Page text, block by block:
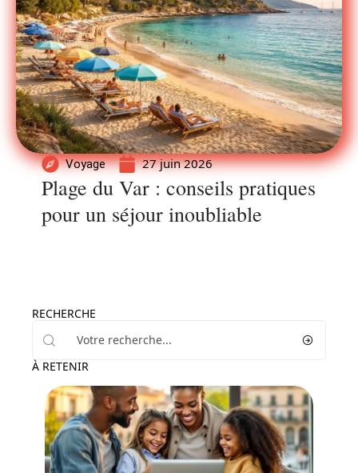
Voyage 27 juin 2026
Plage du Var : conseils pratiques
pour un séjour inoubliable
RECHERCHE
À RETENIR
Hébergement